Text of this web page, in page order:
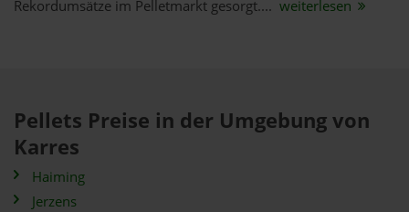
Rekordumsätze im Pelletmarkt gesorgt.... weiterlesen
Pellets Preise in der Umgebung von
Karres
Haiming
Jerzens